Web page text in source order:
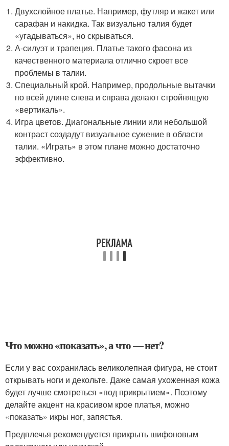
Двухслойное платье. Например, футляр и жакет или
сарафан и накидка. Так визуально талия будет
«угадываться», но скрываться.
А-силуэт и трапеция. Платье такого фасона из
качественного материала отлично скроет все
проблемы в талии.
Специальный крой. Например, продольные вытачки
по всей длине слева и справа делают стройнящую
«вертикаль».
Игра цветов. Диагональные линии или небольшой
контраст создадут визуальное сужение в области
талии. «Играть» в этом плане можно достаточно
эффективно.
Что можно «показать», а что — нет?
Если у вас сохранилась великолепная фигура, не стоит
открывать ноги и декольте. Даже самая ухоженная кожа
будет лучше смотреться «под прикрытием». Поэтому
делайте акцент на красивом крое платья, можно
«показать» икры ног, запястья.
Предплечья рекомендуется прикрыть шифоновым